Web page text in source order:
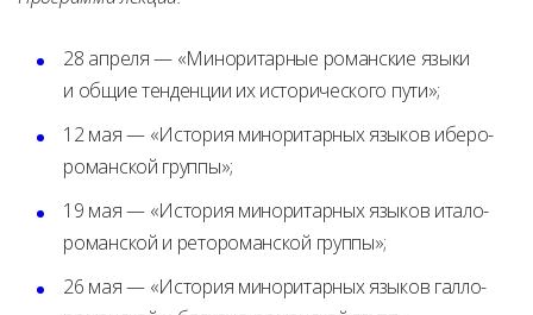
28 апреля — «Миноритарные романские языки
и общие тенденции их исторического пути»;
12 мая — «История миноритарных языков иберо-
романской группы»;
19 мая — «История миноритарных языков итало-
романской и ретороманской группы»;
26 мая — «История миноритарных языков галло-